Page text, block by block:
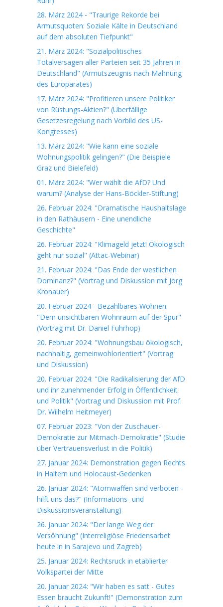
28. März 2024 - "Traurige Rekorde bei
Armutsquoten: Soziale Kälte in Deutschland
auf dem absoluten Tiefpunkt"
21. März 2024: "Sozialpolitisches
Totalversagen aller Parteien seit 35 Jahren in
Deutschland" (Armutszeugnis nach Mahnung
des Europarates)
17. März 2024: "Profitieren unsere Politiker
von Rüstungs-Aktien?" (Überfällige
Gesetzesregelung nach Vorbild des US-
Kongresses)
13. März 2024: "Wie kann eine soziale
Wohnungspolitik gelingen?" (Die Beispiele
Graz und Bielefeld)
01. März 2024: "Wer wählt die AfD? Und
warum? (Analyse der Hans-Böckler-Stiftung)
26. Februar 2024: "Dramatische Haushaltslage
in den Rathäusern - Eine unendliche
Geschichte"
26. Februar 2024: "Klimageld jetzt! Ökologisch
geht nur sozial" (Attac-Webinar)
21. Februar 2024: "Das Ende der westlichen
Dominanz?" (Vortrag und Diskussion mit Jörg
Kronauer)
20. Februar 2024 - Bezahlbares Wohnen:
"Dem unsichtbaren Wohnraum auf der Spur"
(Vortrag mit Dr. Daniel Fuhrhop)
20. Februar 2024: "Wohnungsbau ökologisch,
nachhaltig, gemeinwohlorientiert" (Vortrag
und Diskussion)
20. Februar 2024: "Die Radikalisierung der AfD
und ihr zunehmender Erfolg in Öffentlichkeit
und Politik" (Vortrag und Diskussion mit Prof.
Dr. Wilhelm Heitmeyer)
07. Februar 2023: "Von der Zuschauer-
Demokratie zur Mitmach-Demokratie" (Studie
über Vertrauensverlust in die Politik)
27. Januar 2024: Demonstration gegen Rechts
in Haltern und Holocaust-Gedenken
26. Januar 2024: "Atomwaffen sind verboten -
hilft uns das?" (Informations- und
Diskussionsveranstaltung)
26. Januar 2024: "Der lange Weg der
Versöhnung" (Interreligiöse Friedensarbet
heute in in Sarajevo und Zagreb)
25. Januar 2024: Rechtsruck in etablierter
Volkspartei der Mitte
20. Januar 2024: "Wir haben es satt - Gutes
Essen braucht Zukunft!" (Demonstration zum